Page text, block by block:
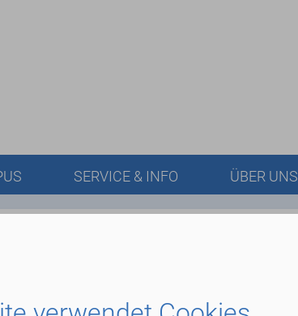
SERVICE & INFO ÜBER UNS